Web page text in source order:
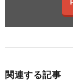
関連する記事